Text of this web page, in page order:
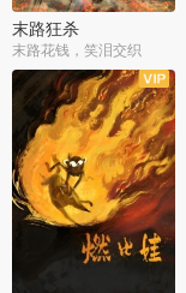
末路狂杀
末路花钱，笑泪交织